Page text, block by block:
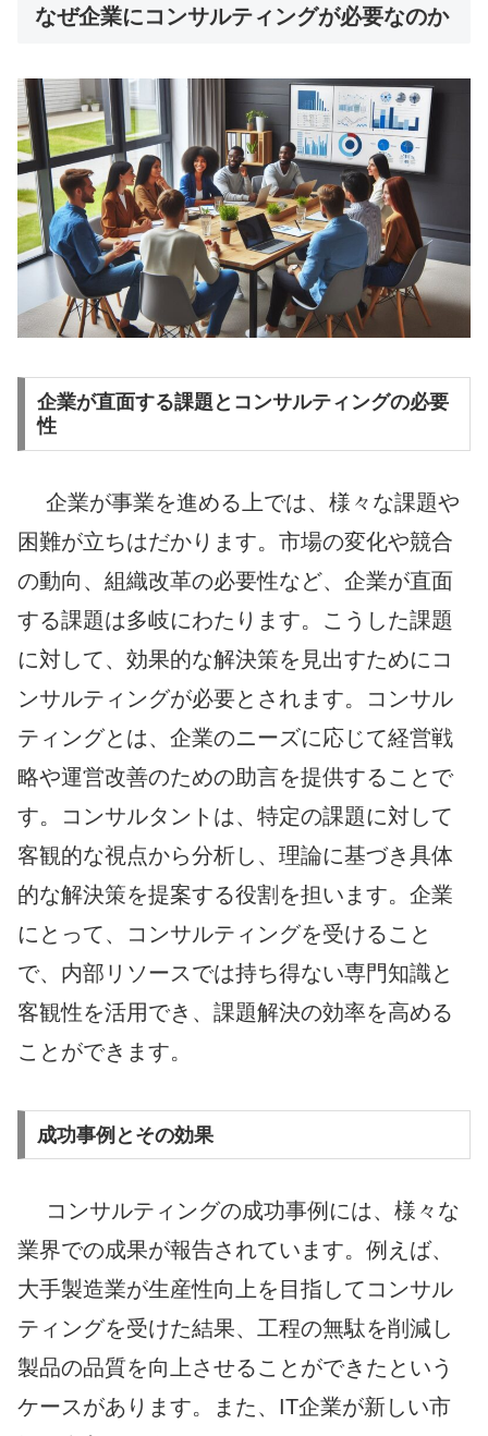
なぜ企業にコンサルティングが必要なのか
企業が直面する課題とコンサルティングの必要
性
企業が事業を進める上では、様々な課題や
困難が立ちはだかります。市場の変化や競合
の動向、組織改革の必要性など、企業が直面
する課題は多岐にわたります。こうした課題
に対して、効果的な解決策を見出すためにコ
ンサルティングが必要とされます。コンサル
ティングとは、企業のニーズに応じて経営戦
略や運営改善のための助言を提供することで
す。コンサルタントは、特定の課題に対して
客観的な視点から分析し、理論に基づき具体
的な解決策を提案する役割を担います。企業
にとって、コンサルティングを受けること
で、内部リソースでは持ち得ない専門知識と
客観性を活用でき、課題解決の効率を高める
ことができます。
成功事例とその効果
コンサルティングの成功事例には、様々な
業界での成果が報告されています。例えば、
大手製造業が生産性向上を目指してコンサル
ティングを受けた結果、工程の無駄を削減し
製品の品質を向上させることができたという
ケースがあります。また、IT企業が新しい市